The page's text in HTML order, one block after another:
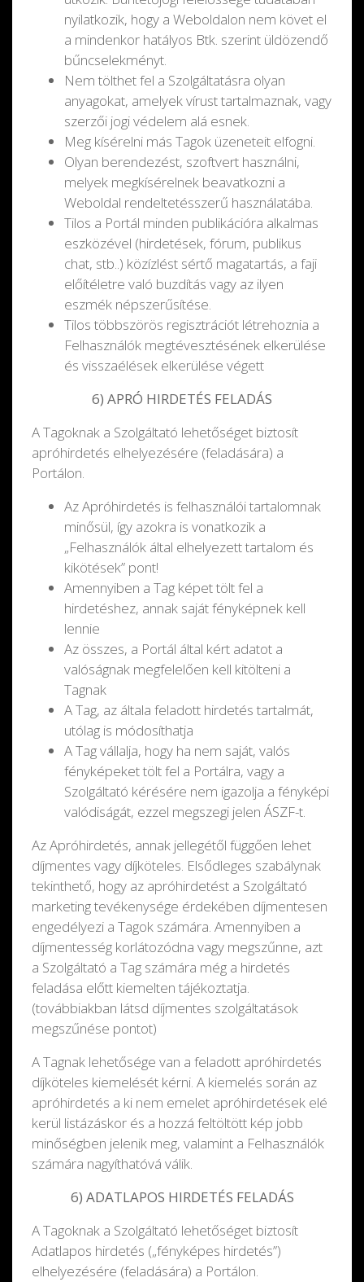
nyilatkozik, hogy a Weboldalon nem követ el
a mindenkor hatályos Btk. szerint üldözendő
bűncselekményt.
Nem tölthet fel a Szolgáltatásra olyan
anyagokat, amelyek vírust tartalmaznak, vagy
szerzői jogi védelem alá esnek.
Meg kísérelni más Tagok üzeneteit elfogni.
Olyan berendezést, szoftvert használni,
melyek megkísérelnek beavatkozni a
Weboldal rendeltetésszerű használatába.
Tilos a Portál minden publikációra alkalmas
eszközével (hirdetések, fórum, publikus
chat, stb..) közízlést sértő magatartás, a faji
előítéletre való buzdítás vagy az ilyen
eszmék népszerűsítése.
Tilos többszörös regisztrációt létrehoznia a
Felhasználók megtévesztésének elkerülése
és visszaélések elkerülése végett
6) APRÓ HIRDETÉS FELADÁS
A Tagoknak a Szolgáltató lehetőséget biztosít
apróhirdetés elhelyezésére (feladására) a
Portálon.
Az Apróhirdetés is felhasználói tartalomnak
minősül, így azokra is vonatkozik a
„Felhasználók által elhelyezett tartalom és
kikötések” pont!
Amennyiben a Tag képet tölt fel a
hirdetéshez, annak saját fényképnek kell
lennie
Az összes, a Portál által kért adatot a
valóságnak megfelelően kell kitölteni a
Tagnak
A Tag, az általa feladott hirdetés tartalmát,
utólag is módosíthatja
A Tag vállalja, hogy ha nem saját, valós
fényképeket tölt fel a Portálra, vagy a
Szolgáltató kérésére nem igazolja a fényképi
valódiságát, ezzel megszegi jelen ÁSZF-t.
Az Apróhirdetés, annak jellegétől függően lehet
díjmentes vagy díjköteles. Elsődleges szabálynak
tekinthető, hogy az apróhirdetést a Szolgáltató
marketing tevékenysége érdekében díjmentesen
engedélyezi a Tagok számára. Amennyiben a
díjmentesség korlátozódna vagy megszűnne, azt
a Szolgáltató a Tag számára még a hirdetés
feladása előtt kiemelten tájékoztatja.
(továbbiakban látsd díjmentes szolgáltatások
megszűnése pontot)
A Tagnak lehetősége van a feladott apróhirdetés
díjköteles kiemelését kérni. A kiemelés során az
apróhirdetés a ki nem emelet apróhirdetések elé
kerül listázáskor és a hozzá feltöltött kép jobb
minőségben jelenik meg, valamint a Felhasználók
számára nagyíthatóvá válik.
6) ADATLAPOS HIRDETÉS FELADÁS
A Tagoknak a Szolgáltató lehetőséget biztosít
Adatlapos hirdetés („fényképes hirdetés”)
elhelyezésére (feladására) a Portálon.